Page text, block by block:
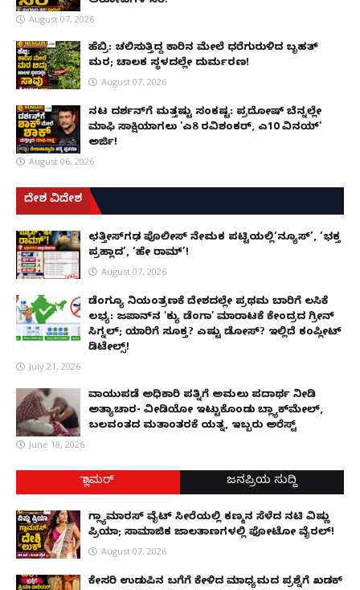
August 07, 2026
ಹೆಬ್ರಿ: ಚಲಿಸುತ್ತಿದ್ದ ಕಾರಿನ ಮೇಲೆ ಧರೆಗುರುಳಿದ ಬೃಹತ್
ಮರ; ಚಾಲಕ ಸ್ಥಳದಲ್ಲೇ ದುರ್ಮರಣ!
August 07, 2026
ನಟ ದರ್ಶನ್‌ಗೆ ಮತ್ತಷ್ಟು ಸಂಕಷ್ಟ: ಪ್ರದೋಷ್ ಬೆನ್ನಲ್ಲೇ
ಮಾಫಿ ಸಾಕ್ಷಿಯಾಗಲು 'ಎ8 ರವಿಶಂಕರ್, ಎ10 ವಿನಯ್'
ಅರ್ಜಿ!
August 06, 2026
ದೇಶ ವಿದೇಶ
ಛತ್ತೀಸ್‌ಗಢ ಪೊಲೀಸ್ ನೇಮಕ ಪಟ್ಟಿಯಲ್ಲಿ‘ನ್ಯೂಸ್’, ‘ಭಕ್ತ
ಪ್ರಹ್ಲಾದ’, ‘ಹೇ ರಾಮ್’!
August 07, 2026
ಡೆಂಗ್ಯೂ ನಿಯಂತ್ರಣಕ್ಕೆ ದೇಶದಲ್ಲೇ ಪ್ರಥಮ ಬಾರಿಗೆ ಲಸಿಕೆ
ಲಭ್ಯ: ಜಪಾನ್‌ನ 'ಕ್ಯು ಡೆಂಗಾ' ಮಾರಾಟಕ್ಕೆ ಕೇಂದ್ರದ ಗ್ರೀನ್
ಸಿಗ್ನಲ್; ಯಾರಿಗೆ ಸೂಕ್ತ? ಎಷ್ಟು ಡೋಸ್? ಇಲ್ಲಿದೆ ಕಂಪ್ಲೀಟ್
ಡಿಟೇಲ್ಸ್!
July 21, 2026
ವಾಯುಪಡೆ ಅಧಿಕಾರಿ ಪತ್ನಿಗೆ ಅಮಲು ಪದಾರ್ಥ ನೀಡಿ
ಅತ್ಯಾಚಾರ- ವೀಡಿಯೋ ಇಟ್ಟುಕೊಂಡು ಬ್ಲ್ಯಾಕ್‌ಮೇಲ್,
ಬಲವಂತದ ಮತಾಂತರಕ್ಕೆ ಯತ್ನ, ಇಬ್ಬರು ಅರೆಸ್ಟ್
June 18, 2026
ಗ್ಲಾಮರ್ ಜನಪ್ರಿಯ ಸುದ್ದಿ
ಗ್ಲ್ಯಾಮಾರಸ್ ವೈಟ್‌ ಸೀರೆಯಲ್ಲಿ ಕಣ್ಮನ ಸೆಳೆದ ನಟಿ ವಿಷ್ಣು
ಪ್ರಿಯಾ; ಸಾಮಾಜಿಕ ಜಾಲತಾಣಗಳಲ್ಲಿ ಫೋಟೋ ವೈರಲ್!
August 07, 2026
ಕೇಸರಿ ಉಡುಪಿನ ಬಗೆಗೆ ಕೇಳಿದ ಮಾಧ್ಯಮದ ಪ್ರಶ್ನೆಗೆ ಖಡಕ್